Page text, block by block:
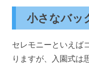
小さなバッ
セレモニーといえば
りますが、入園式は